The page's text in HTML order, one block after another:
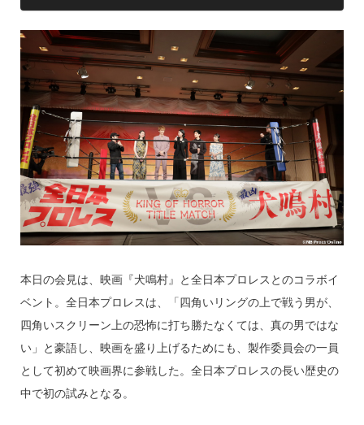
本日の会見は、映画『犬鳴村』と全日本プロレスとのコラボイ
ベント。全日本プロレスは、「四角いリングの上で戦う男が、
四角いスクリーン上の恐怖に打ち勝たなくては、真の男ではな
い」と豪語し、映画を盛り上げるためにも、製作委員会の一員
として初めて映画界に参戦した。全日本プロレスの長い歴史の
中で初の試みとなる。